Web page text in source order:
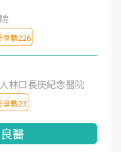
享數226
林口長庚紀念醫院
享數23
醫